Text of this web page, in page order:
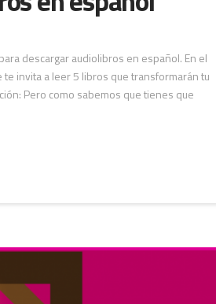
descargar audiolibros en español. En el
invita a leer 5 libros que transformarán tu
Pero como sabemos que tienes que